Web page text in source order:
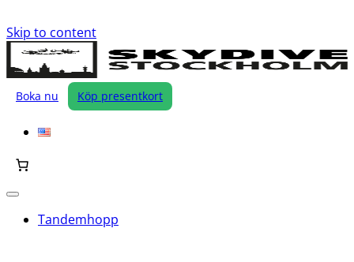
Skip to content
Boka nu Köp presentkort
Tandemhopp